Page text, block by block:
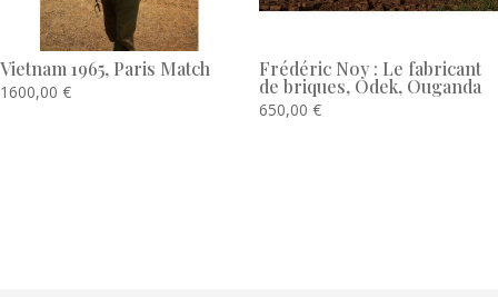
Vietnam 1965, Paris Match
1600,00 €
Frédéric Noy : Le fabricant
de briques, Odek, Ouganda
650,00 €